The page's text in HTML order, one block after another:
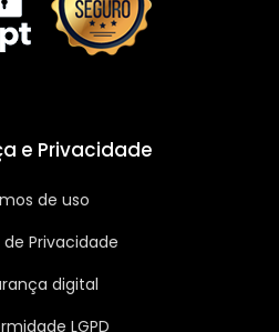
e Privacidade
de uso
Privacidade
digital
LGPD